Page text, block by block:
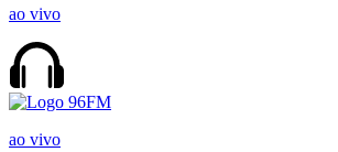
ao vivo
ao vivo